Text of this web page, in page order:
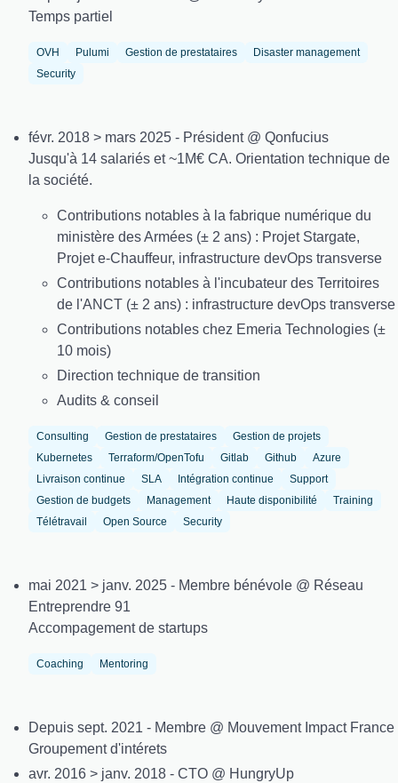
Temps partiel
OVH Pulumi Gestion de prestataires
Disaster management
Security
févr. 2018 > mars 2025 - Président @ Qonfucius
Jusqu'à 14 salariés et ~1M€ CA. Orientation technique de
la société.
Contributions notables à la fabrique numérique du
ministère des Armées (± 2 ans) : Projet Stargate,
Projet e-Chauffeur, infrastructure devOps transverse
Contributions notables à l'incubateur des Territoires
de l'ANCT (± 2 ans) : infrastructure devOps transverse
Contributions notables chez Emeria Technologies (±
10 mois)
Direction technique de transition
Audits & conseil
Consulting Gestion de prestataires
Gestion de projets
Kubernetes
Terraform/OpenTofu Gitlab Github
Azure
Livraison continue
SLA Intégration continue
Support
Gestion de budgets
Management Haute disponibilité
Training
Télétravail
Open Source Security
mai 2021 > janv. 2025 - Membre bénévole @ Réseau
Entreprendre 91
Accompagement de startups
Coaching Mentoring
Depuis sept. 2021 - Membre @ Mouvement Impact France
Groupement d'intérets
avr. 2016 > janv. 2018 - CTO @ HungryUp